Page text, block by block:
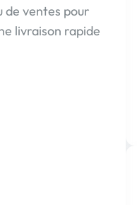
de ventes pour
livraison rapide